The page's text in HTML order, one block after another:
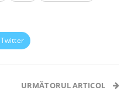
Twitter
Viber
URMĂTORUL ARTICOL